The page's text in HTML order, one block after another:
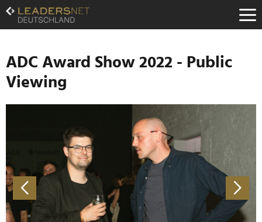
Zum
Inhalt
Zur
Navigation
Zur
Hauptnavigation
ADC Award Show 2022 - Public
Viewing